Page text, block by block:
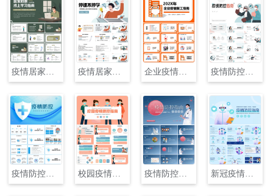
疫情居家网课上课指南PPT 疫情居家上课注意事项主题班会PPT 企业疫情复工指南PPT 疫情防控指南PPT
疫情防控部署指南PPT 校园疫情防控指南大全PPT 疫情防控指南PPT模板 新冠疫情防控指南通用PPT